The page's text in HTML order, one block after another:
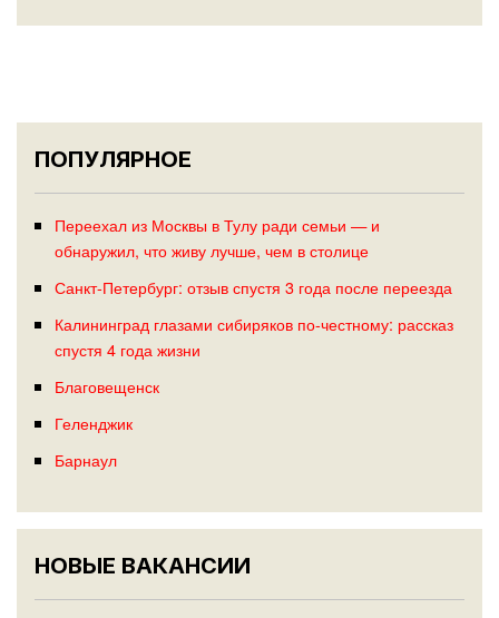
ПОПУЛЯРНОЕ
Переехал из Москвы в Тулу ради семьи — и
обнаружил, что живу лучше, чем в столице
Санкт-Петербург: отзыв спустя 3 года после переезда
Калининград глазами сибиряков по-честному: рассказ
спустя 4 года жизни
Благовещенск
Геленджик
Барнаул
НОВЫЕ ВАКАНСИИ